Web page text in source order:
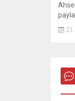
de